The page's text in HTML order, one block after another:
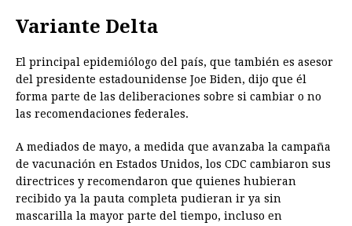
Variante Delta
El principal epidemiólogo del país, que también es asesor
del presidente estadounidense Joe Biden, dijo que él
forma parte de las deliberaciones sobre si cambiar o no
las recomendaciones federales.
A mediados de mayo, a medida que avanzaba la campaña
de vacunación en Estados Unidos, los CDC cambiaron sus
directrices y recomendaron que quienes hubieran
recibido ya la pauta completa pudieran ir ya sin
mascarilla la mayor parte del tiempo, incluso en